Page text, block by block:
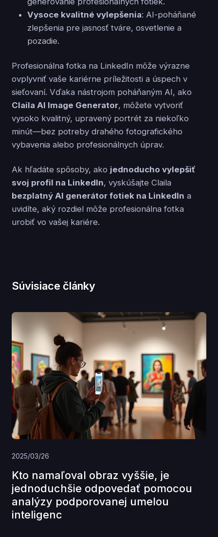
Vysoce kvalitné vylepšenia: AI-poháňané
zlepšenia pre jasnosť tváre, osvetlenie a
pozadie.
Profesionálna fotka na LinkedIn môže výrazne
ovplyvniť vaše kariérne príležitosti a úspech v
sieťovaní. Vďaka nástrojom poháňaným AI, ako
Claila AI Image Generator, môžete vytvoriť
vysoko kvalitný, upravený portrét za niekoľko
minút—bez potreby drahého fotografického
vybavenia alebo profesionálnych úprav.
Ak hľadáte spôsoby, ako jednoducho vylepšiť
svoj profil na LinkedIn, vyskúšajte Claila
bezplatný AI generátor fotiek na LinkedIn a
uvidíte, aký rozdiel môže profesionálna fotka
urobiť vo vašej kariére.
Súvisiace články
2025/03/26
Kto namaľoval obraz vyššie, je
jednoduchšie odpovedať pomocou
analýzy podporovanej umelou
inteligenc